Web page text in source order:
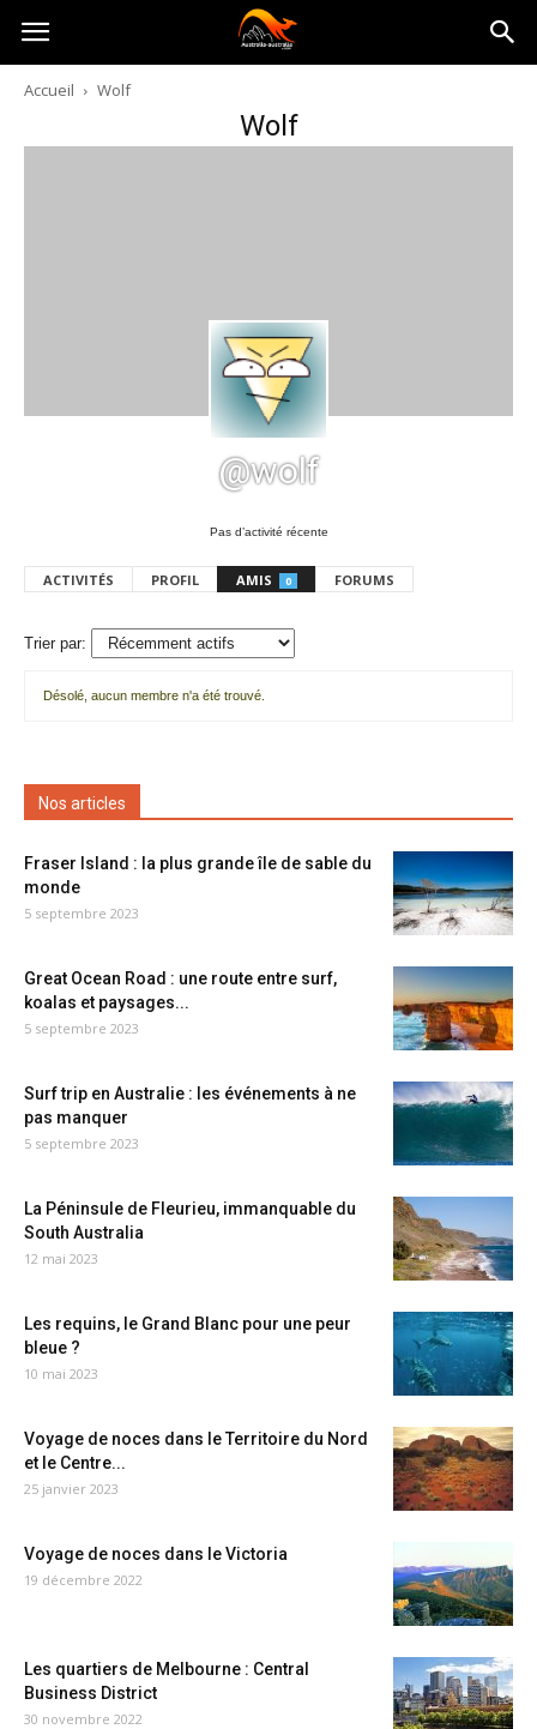
Australia-
australie.com
Accueil Wolf
Wolf
@wolf
Pas d’activité récente
ACTIVITÉS PROFIL AMIS 0 FORUMS
Trier par:
amis
Désolé, aucun membre n'a été trouvé.
Nos articles
Fraser Island : la plus grande île de sable du
monde
5 septembre 2023
Great Ocean Road : une route entre surf,
koalas et paysages...
5 septembre 2023
Surf trip en Australie : les événements à ne
pas manquer
5 septembre 2023
La Péninsule de Fleurieu, immanquable du
South Australia
12 mai 2023
Les requins, le Grand Blanc pour une peur
bleue ?
10 mai 2023
Voyage de noces dans le Territoire du Nord
et le Centre...
25 janvier 2023
Voyage de noces dans le Victoria
19 décembre 2022
Les quartiers de Melbourne : Central
Business District
30 novembre 2022